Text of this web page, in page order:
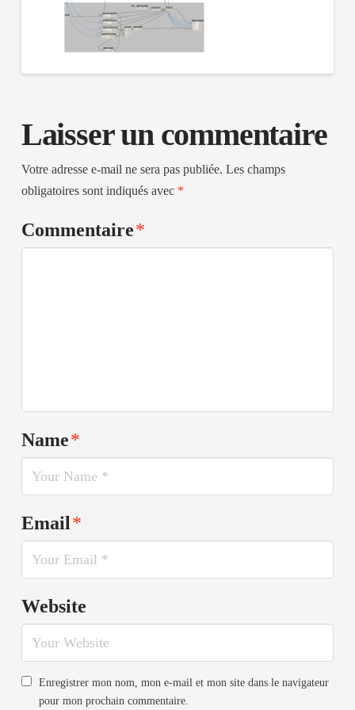
Laisser un commentaire
Votre adresse e-mail ne sera pas publiée. Les champs
obligatoires sont indiqués avec *
Commentaire*
Name*
Email*
Website
Enregistrer mon nom, mon e-mail et mon site dans le navigateur
pour mon prochain commentaire.